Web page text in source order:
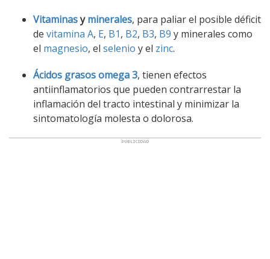
Vitaminasyminerales, para paliar el posible déficit
de vitamina A, E, B1, B2, B3, B9 y minerales como
el magnesio, el selenio y el zinc.
Ácidos grasos omega 3, tienen efectos
antiinflamatorios que pueden contrarrestar la
inflamación del tracto intestinal y minimizar la
sintomatología molesta o dolorosa.